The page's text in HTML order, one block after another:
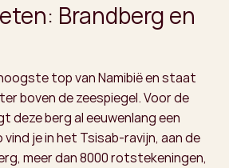
Brandberg en
top van Namibië en staat
boven de zeespiegel. Voor de
deze berg al eeuwenlang een
je in het Tsisab-ravijn, aan de
meer dan 8000 rotstekeningen,